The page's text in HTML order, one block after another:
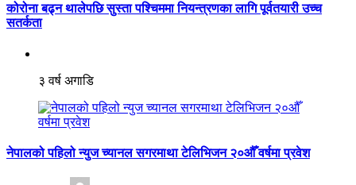
कोरोना बढ्न थालेपछि सुस्ता पश्चिममा नियन्त्रणका लागि पूर्वतयारी उच्च
सतर्कता
३ वर्ष अगाडि
नेपालको पहिलो न्युज च्यानल सगरमाथा टेलिभिजन २०औँ वर्षमा प्रवेश